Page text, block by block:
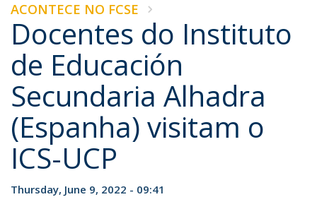
ACONTECE NO FCSE
Docentes do Instituto
de Educación
Secundaria Alhadra
(Espanha) visitam o
ICS-UCP
Thursday, June 9, 2022 - 09:41